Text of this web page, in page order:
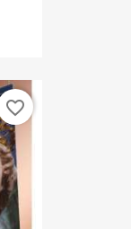
favorite_border